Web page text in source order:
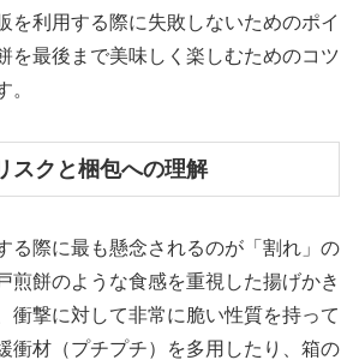
を利用する際に失敗しないためのポイ
を最後まで美味しく楽しむためのコツ
。
スクと梱包への理解
る際に最も懸念されるのが「割れ」の
煎餅のような食感を重視した揚げかき
衝撃に対して非常に脆い性質を持って
衝材（プチプチ）を多用したり、箱の